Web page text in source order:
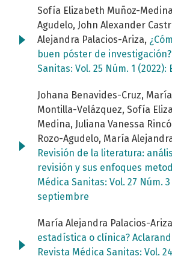
Sofía Elizabeth Muñoz-
Agudelo, John Alexander
Alejandra Palacios-Ariza,
buen póster de investigación?
Sanitas: Vol. 25 Núm. 1
Johana Benavides-Cruz,
Montilla-Velázquez, Sofía
Medina, Juliana Vanessa
Rozo-Agudelo, María
Revisión de la literatura:
revisión y sus enfoques
Médica Sanitas: Vol. 27 Núm.
septiembre
María Alejandra Palacios-
estadística o clínica?
Revista Médica Sanitas: Vol.